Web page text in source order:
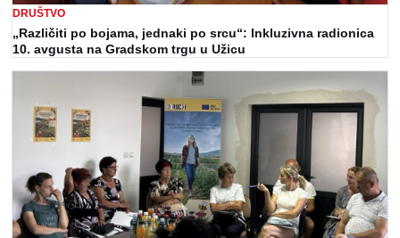
DRUŠTVO
„Različiti po bojama, jednaki po srcu“: Inkluzivna radionica
10. avgusta na Gradskom trgu u Užicu